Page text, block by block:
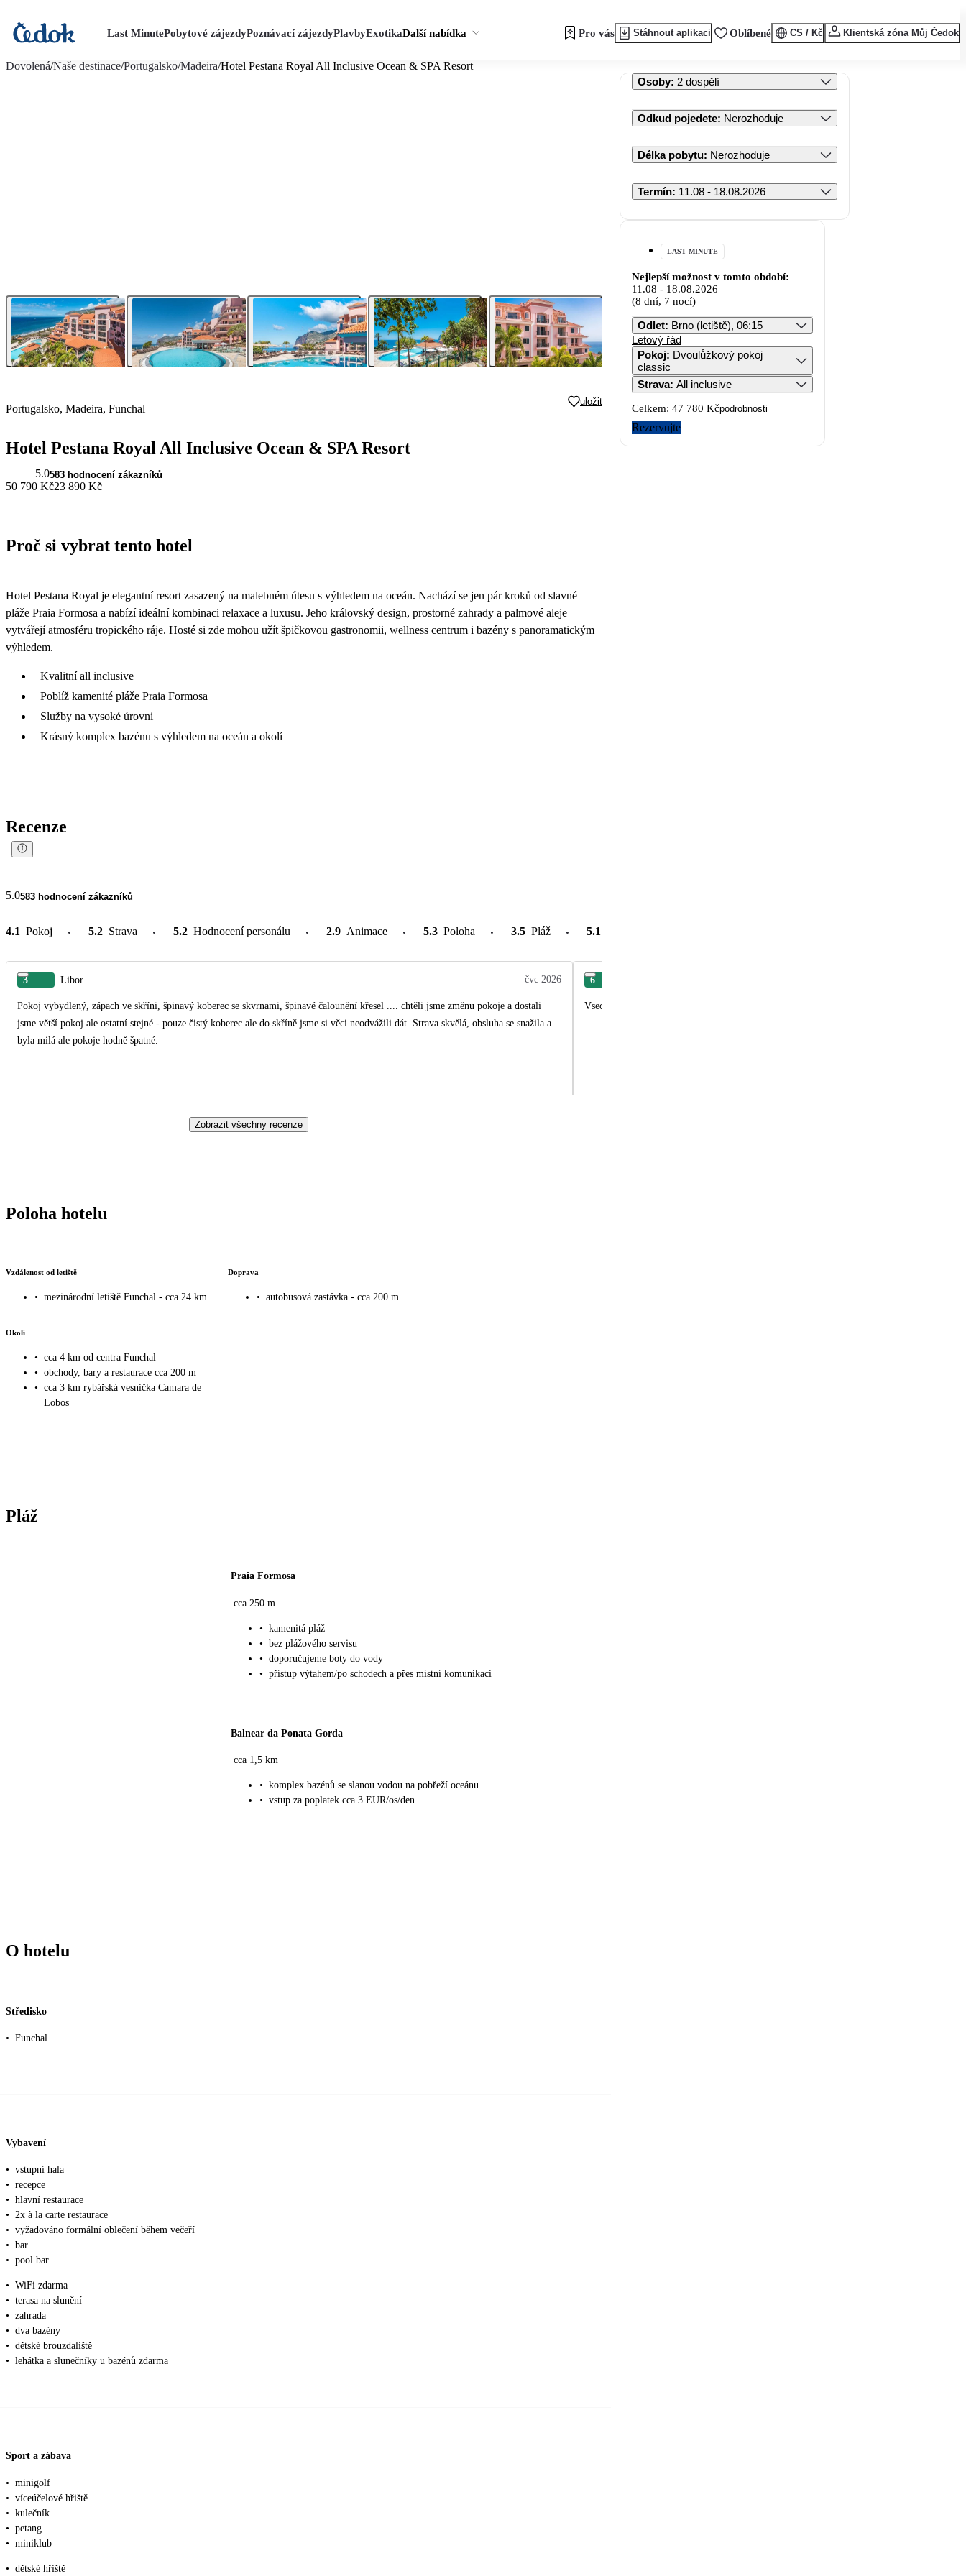
Last MinutePobytové zájezdyPoznávací zájezdyPlavbyExotikaDalší nabídka Pro vás Stáhnout aplikaci Oblíbené CS / Kč Klientská zóna Můj Čedok
Dovolená/Naše destinace/Portugalsko/Madeira/Hotel Pestana Royal All Inclusive Ocean & SPA Resort
Portugalsko, Madeira, Funchal
uložit
Hotel Pestana Royal All Inclusive Ocean & SPA Resort
5.0583 hodnocení zákazníků
50 790 Kč23 890 Kč
Proč si vybrat tento hotel
Hotel Pestana Royal je elegantní resort zasazený na malebném útesu s výhledem na oceán. Nachází se jen pár kroků od slavné
pláže Praia Formosa a nabízí ideální kombinaci relaxace a luxusu. Jeho královský design, prostorné zahrady a palmové aleje
vytvářejí atmosféru tropického ráje. Hosté si zde mohou užít špičkovou gastronomii, wellness centrum i bazény s panoramatickým
výhledem.
Kvalitní all inclusive
Poblíž kamenité pláže Praia Formosa
Služby na vysoké úrovni
Krásný komplex bazénu s výhledem na oceán a okolí
Recenze
5.0583 hodnocení zákazníků
4.1 Pokoj 5.2 Strava 5.2 Hodnocení personálu 2.9 Animace 5.3 Poloha 3.5 Pláž 5.1
3 Libor čvc 2026
Pokoj vybydlený, zápach ve skříni, špinavý koberec se skvrnami, špinavé čalounění křesel .... chtěli jsme změnu pokoje a dostali
jsme větší pokoj ale ostatní stejné - pouze čistý koberec ale do skříně jsme si věci neodvážili dát. Strava skvělá, obsluha se snažila a
byla milá ale pokoje hodně špatné.
6
Vsechno perfektni
Zobrazit všechny recenze
Poloha hotelu
Vzdálenost od letiště
• mezinárodní letiště Funchal - cca 24 km
Doprava
• autobusová zastávka - cca 200 m
Okolí
• cca 4 km od centra Funchal
• obchody, bary a restaurace cca 200 m
• cca 3 km rybářská vesnička Camara de
Lobos
Pláž
Praia Formosa
cca 250 m
• kamenitá pláž
• bez plážového servisu
• doporučujeme boty do vody
• přístup výtahem/po schodech a přes místní komunikaci
Balnear da Ponata Gorda
cca 1,5 km
• komplex bazénů se slanou vodou na pobřeží oceánu
• vstup za poplatek cca 3 EUR/os/den
O hotelu
Středisko
• Funchal
Vybavení
• vstupní hala
• recepce
• hlavní restaurace
• 2x à la carte restaurace
• vyžadováno formální oblečení během večeří
• bar
• pool bar
• WiFi zdarma
• terasa na slunění
• zahrada
• dva bazény
• dětské brouzdaliště
• lehátka a slunečníky u bazénů zdarma
Sport a zábava
• minigolf
• víceúčelové hřiště
• kulečník
• petang
• miniklub
• dětské hřiště
Osoby: 2 dospělí
Odkud pojedete: Nerozhoduje
Délka pobytu: Nerozhoduje
Termín: 11.08 - 18.08.2026
LAST MINUTE
Nejlepší možnost v tomto období:
11.08 - 18.08.2026
(8 dní, 7 nocí)
Odlet: Brno (letiště), 06:15
Letový řád
Pokoj: Dvoulůžkový pokoj
classic
Strava: All inclusive
Celkem: 47 780 Kčpodrobnosti
Rezervujte